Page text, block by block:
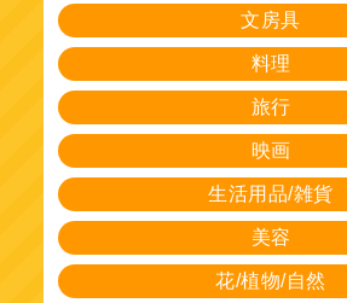
文房具
料理
旅行
映画
生活用品/雑貨
美容
花/植物/自然